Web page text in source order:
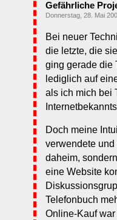
Gefährliche
Donnerstag, 28. Mai
Bei neuer
die letzte, die
ging gerade die
lediglich auf
als ich mich bei
Doch meine
verwendete
daheim,
eine Website
Telefonbuch
Online-Kauf